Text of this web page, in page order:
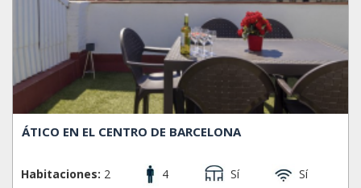
ÁTICO EN EL CENTRO DE BARCELONA
Habitaciones: 2 4 Sí
Sí